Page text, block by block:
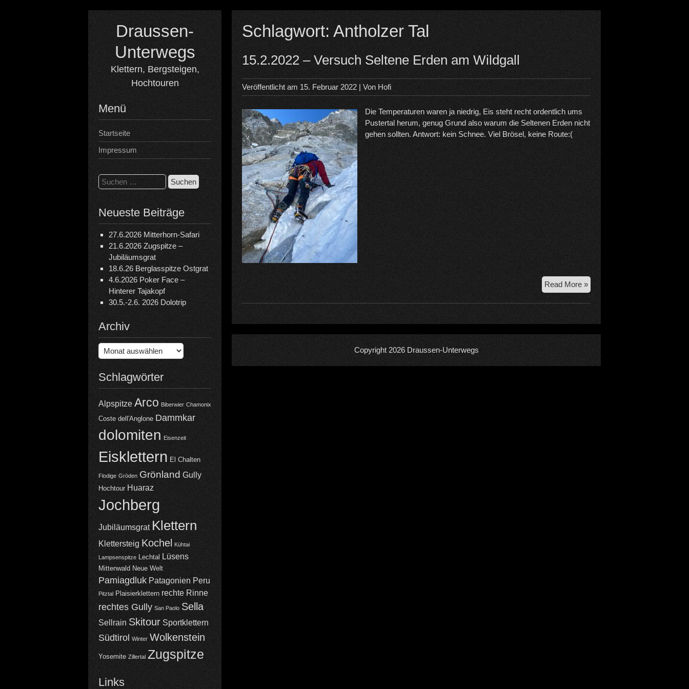
Draussen-
Unterwegs
Klettern, Bergsteigen,
Hochtouren
Menü
Startseite
Impressum
Suchen
nach:
Neueste Beiträge
27.6.2026 Mitterhorn-Safari
21.6.2026 Zugspitze –
Jubiläumsgrat
18.6.26 Berglasspitze Ostgrat
4.6.2026 Poker Face –
Hinterer Tajakopf
30.5.-2.6. 2026 Dolotrip
Archiv
Archiv
Schlagwörter
Alpspitze Arco Biberwier Chamonix
Coste dell'Anglone Dammkar
dolomiten Eisenzeit
Eisklettern El Chalten
Flodige Gröden Grönland Gully
Hochtour Huaraz
Jochberg
Jubiläumsgrat Klettern
Klettersteig Kochel Kühtai
Lampsenspitze Lechtal Lüsens
Mittenwald Neue Welt
Pamiagdluk Patagonien Peru
Pitztal Plaisierklettern rechte Rinne
rechtes Gully San Paolo Sella
Sellrain Skitour Sportklettern
Südtirol Winter Wolkenstein
Yosemite Zillertal Zugspitze
Links
Schlagwort:Antholzer Tal
15.2.2022 – Versuch Seltene Erden am Wildgall
Veröffentlicht am 15. Februar 2022 | Von Hofi
Die Temperaturen waren ja niedrig, Eis steht recht ordentlich ums
Pustertal herum, genug Grund also warum die Seltenen Erden nicht
gehen sollten. Antwort: kein Schnee. Viel Brösel, keine Route:(
Read More »15.2.2022
–
Versuch
Copyright 2026 Draussen-Unterwegs